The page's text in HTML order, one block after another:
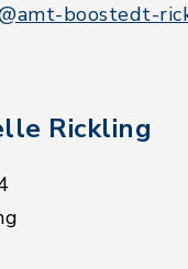
boostedt-
Rickling